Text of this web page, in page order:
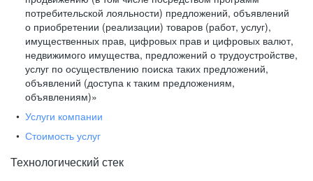
потребительской лояльности) предложений, объявлений
о приобретении (реализации) товаров (работ, услуг),
имущественных прав, цифровых прав и цифровых валют,
недвижимого имущества, предложений о трудоустройстве,
услуг по осуществлению поиска таких предложений,
объявлений (доступа к таким предложениям,
объявлениям)»
Услуги компании
Стоимость услуг
Технологический стек